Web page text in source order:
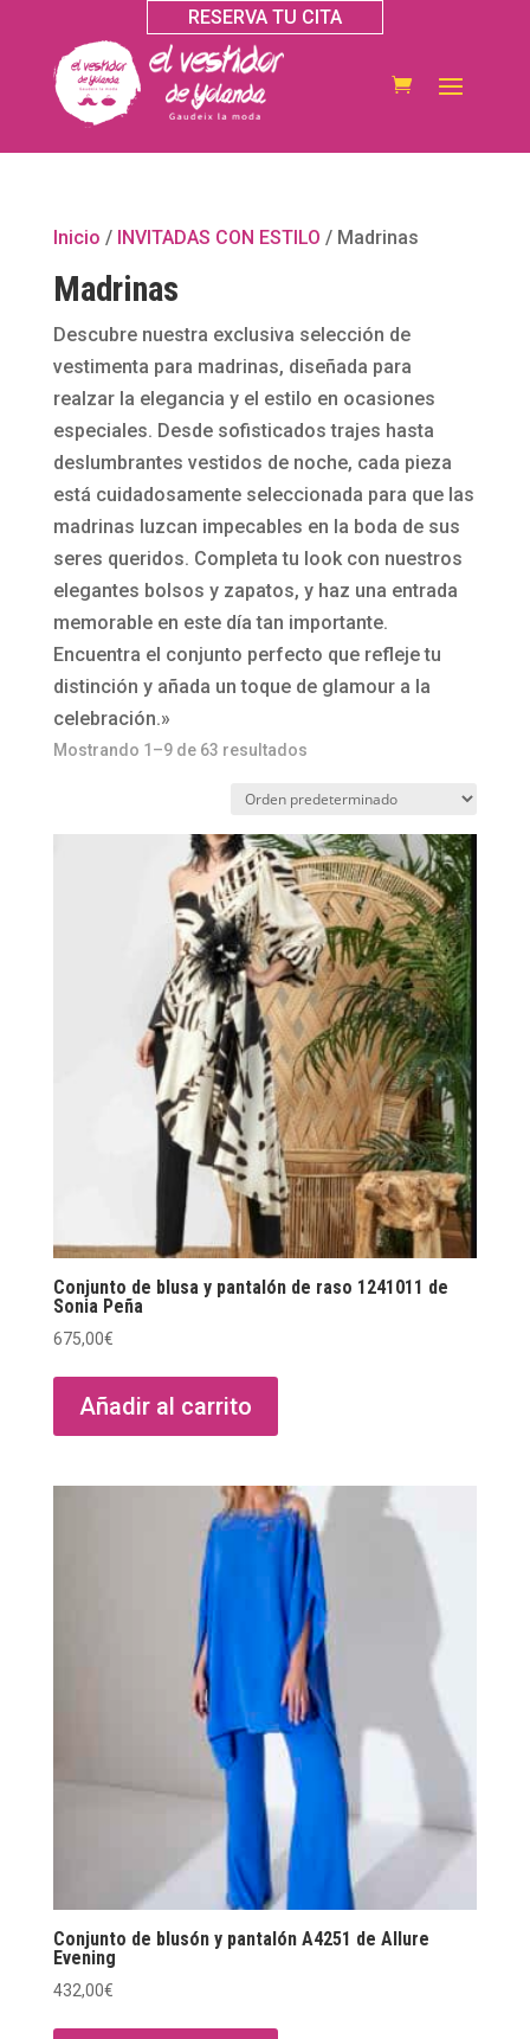
RESERVA TU CITA
Inicio / INVITADAS CON ESTILO / Madrinas
Madrinas
Descubre nuestra exclusiva selección de
vestimenta para madrinas, diseñada para
realzar la elegancia y el estilo en ocasiones
especiales. Desde sofisticados trajes hasta
deslumbrantes vestidos de noche, cada pieza
está cuidadosamente seleccionada para que las
madrinas luzcan impecables en la boda de sus
seres queridos. Completa tu look con nuestros
elegantes bolsos y zapatos, y haz una entrada
memorable en este día tan importante.
Encuentra el conjunto perfecto que refleje tu
distinción y añada un toque de glamour a la
celebración.»
Mostrando 1–9 de 63 resultados
Conjunto de blusa y pantalón de raso 1241011 de
Sonia Peña
675,00€
Añadir al carrito
Conjunto de blusón y pantalón A4251 de Allure
Evening
432,00€